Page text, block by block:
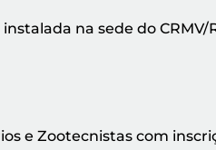
na sede do CRMV/
e Zootecnistas com